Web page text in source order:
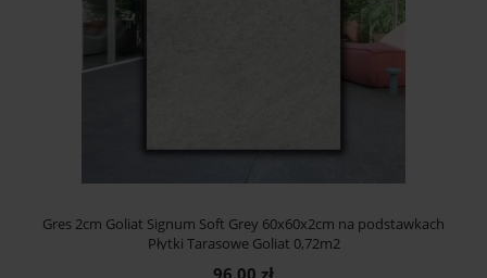
Gres 2cm Goliat Signum Soft Grey 60x60x2cm na podstawkach
Płytki Tarasowe Goliat 0,72m2
96,00 zł